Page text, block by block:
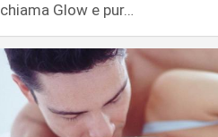
chiama Glow e pur…